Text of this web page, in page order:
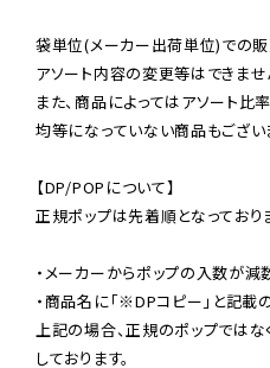
袋単位(メーカー出荷単位)での
アソート内容の変更等はできませ
また、商品によってはアソート比
均等になっていない商品もござい
【DP/POPについて】
正規ポップは先着順となっており
・メーカーからポップの入数が
・商品名に「※DPコピー」と記載
上記の場合、正規のポップでは
しております。